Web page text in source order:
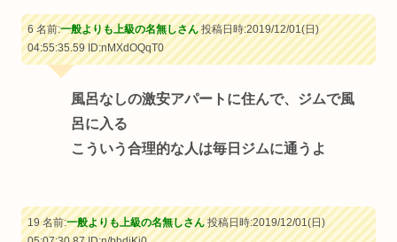
6 名前:一般よりも上級の名無しさん投稿日時:2019/12/01(日)
04:55:35.59ID:nMXdOQqT0
風呂なしの激安アパートに住んで、ジムで風
呂に入る
こういう合理的な人は毎日ジムに通うよ
19 名前:一般よりも上級の名無しさん投稿日時:2019/12/01(日)